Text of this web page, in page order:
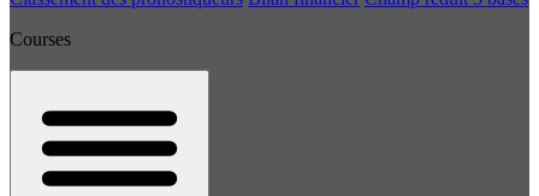
Courses